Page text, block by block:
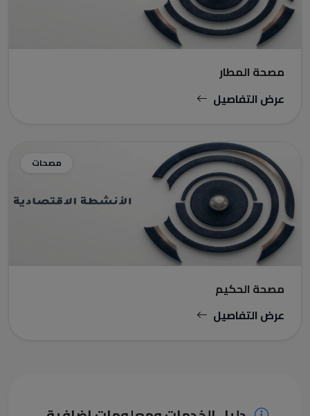
مصحة المطار
عرض التفاصيل
مصحات
مصحة الحكيم
عرض التفاصيل